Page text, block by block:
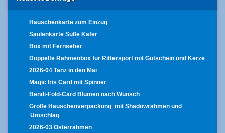
Häuschenkarte zum Einzug
Säulenkarte Süße Käfer
Box mit Fernseher
Doppelte Rahmenbox für Rittersport mit Gutschein und Kerze
2026-04 Tanz in den Mai
Magic Iris Card mit Spinner
Bendi-Fold-Card Blumen nach Wunsch
Große Häuschenverpackung mit Shadowrahmen und
Umschlag
2026-03 Osterrahmen